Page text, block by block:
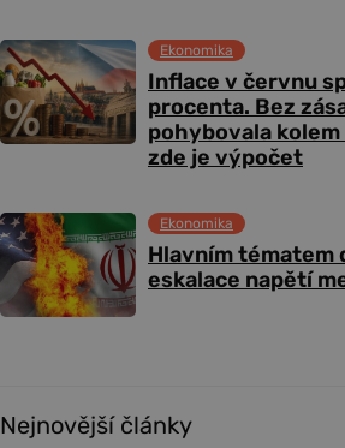
Inflace v červnu
procenta. Bez
pohybovala
zde je výpočet
Ekonomika
Hlavním tématem
eskalace napětí
Ekonomika
Nejnovější články